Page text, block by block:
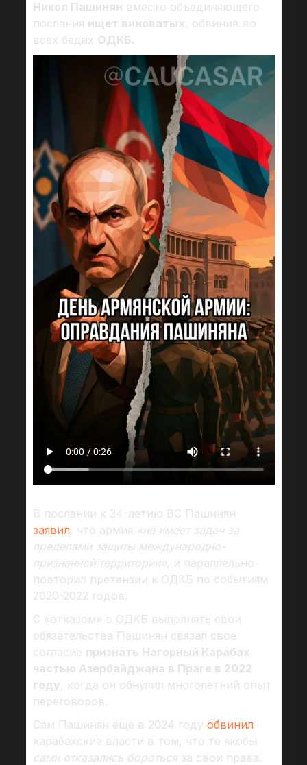
Никол Пашинян вместо объединяющего
послания ищет виноватых, обвинив во
всех бедах ОДКБ.
В послании к 34-летию ВС Пашинян
заявил, что армия «не имеет задач за
пределами защиты международно-
признанной территории», и параллельно
повторил претензии к ОДКБ по событиям
2020-2022 годов.
С «отказом» в ОДКБ выполнять свои
обязательства Пашинян связал свое
согласие признать Нагорный Карабах
частью Азербайджана в Праге в 2022
году, когда он обнулил многолетний опыт
переговоров.
Сам Пашинян ещё в 2024 году обвинил
карабахские власти в том, что те якобы
сами отказались бороться за свои права.